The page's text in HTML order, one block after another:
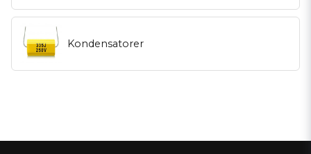
Kondensatorer